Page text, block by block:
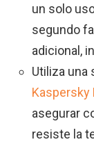
un solo
segundo
adicional,
Utiliza una
Kaspersky
asegurar
resiste la